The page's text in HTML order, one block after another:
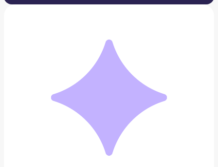
Добавить в вишлист